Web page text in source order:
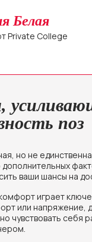
Белая
Private College
поз
но не
ваши шансы на
играет
или напряжение,
чувствовать себя